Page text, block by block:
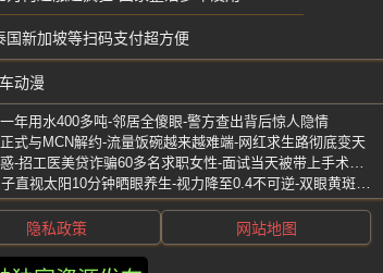
新加坡等扫码支付超方便
动漫
年用水400多吨-邻居全傻眼-警方查出背后惊人隐情
式与MCN解约-流量饭碗越来越难端-网红求生路彻底变天
隐私政策 网站地图